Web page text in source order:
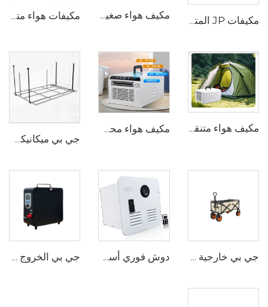
مكيفات JP المتنقلة بنظام التحكم عن بعد، موديل 110 فولت، مكيف هواء للسيارة من نوع السبليت، مناسب للتخييم في الخيم والمركبات الترفيهية (RV) مكيف هواء صغير للخيام، تصميم جديد بجهد 110 فولت، تبريد خارجي، مكيف هواء للمقصورة في الشاحنات والشاحنات الصغيرة مع مروحة مكيفات هواء متنقلة، غرف أخرى، مبردات هواء متنقلة
مكيف هواء متنقل من JP، 220 فولت/50 هرتز، 220 فولت/60 هرتز، الكل في واحد R134a، تكييف متنقل
مكيف هواء محمول بتصميم عصري يعمل بتيار 220 فولت، مناسب للتخييم ورحلات الطرق الطويلة واستخدام الشاحنات أثناء الوقوف، للاستخدام المتنقل
جي بي ميكانيكي التبديل RV مركبة ترفيهية سيارة منزل ملحقات RV الأجهزة كامبر فان DIY الكهربائية الألومنيوم سرير مصعد
جي بي خارجية التسوق عربة نزهة عربة التخييم عربة التخييم قابلة للطي دوش فوري أسود أبيض باب ومشغل عن بعد RV سخان مياه غازي بدون خزان جي بي الخروج التخييم Rv الجملة المحمولة التصميم الجذاب البروبان مضخة الحرارة بدون خزان غاز سخان الماء